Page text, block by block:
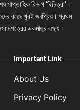
সাপ্তাহিক বিভাগ 'বিচিত্রা'।
কাছে খুবই জনপ্রিয়। প্রথম
একমাত্র লক্ষ্য।
Important Link
About Us
Privacy Policy